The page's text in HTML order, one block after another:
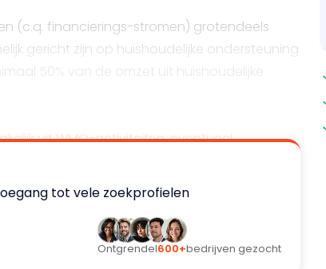
(c.q. financierings-stromen) grotendeels
gericht zijn op huishoudelijke ondersteuning
uit WMO-activiteiten, eventueel
gemeente (1) Den Haag, (2) Rijswijk of (3) het
gebieden zijn mogelijk, waarbij de
tot vele zoekprofielen
Ontgrendel600+bedrijven gezocht